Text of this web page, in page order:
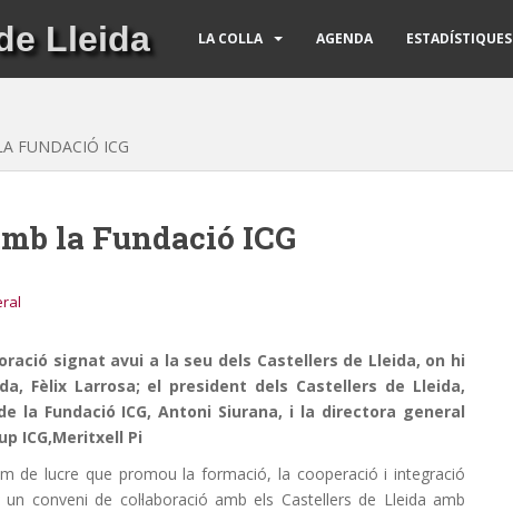
Lleida LA COLLA AGENDA ESTADÍSTIQUES
FUNDACIÓ ICG
la Fundació ICG
signat avui a la seu dels Castellers de Lleida, on hi
Fèlix Larrosa; el president dels Castellers de Lleida,
la Fundació ICG, Antoni Siurana, i la directora general
ICG,Meritxell Pi
de lucre que promou la formació, la cooperació i integració
conveni de col·laboració amb els Castellers de Lleida amb